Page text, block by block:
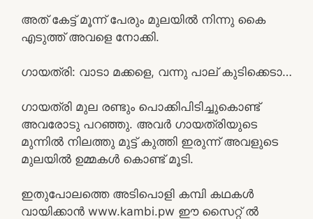
അത് കേട്ട് മൂന്ന് പേരും മുലയിൽ നിന്നു കൈ
എടുത്ത് അവളെ നോക്കി.
ഗായത്രി: വാടാ മക്കളെ, വന്നു പാല് കുടിക്കെടാ…
ഗായത്രി മുല രണ്ടും പൊക്കിപിടിച്ചുകൊണ്ട്
അവരോടു പറഞ്ഞു. അവർ ഗായത്രിയുടെ
മുന്നിൽ നിലത്തു മുട്ട് കുത്തി ഇരുന്ന് അവളുടെ
മുലയിൽ ഉമ്മകൾ കൊണ്ട് മൂടി.
ഇതുപോലത്തെ അടിപൊളി കമ്പി കഥകൾ
വായിക്കാൻ www.kambi.pw ഈ സൈറ്റ് ൽ